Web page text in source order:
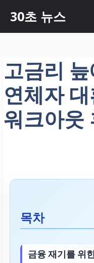
츠
너
뛰
기
30초 뉴스
고금리
연체자
워크아웃
목차
금융 재기를 위